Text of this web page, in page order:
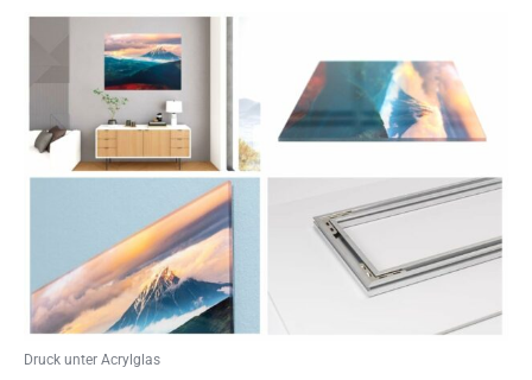
Druck unter Acrylglas